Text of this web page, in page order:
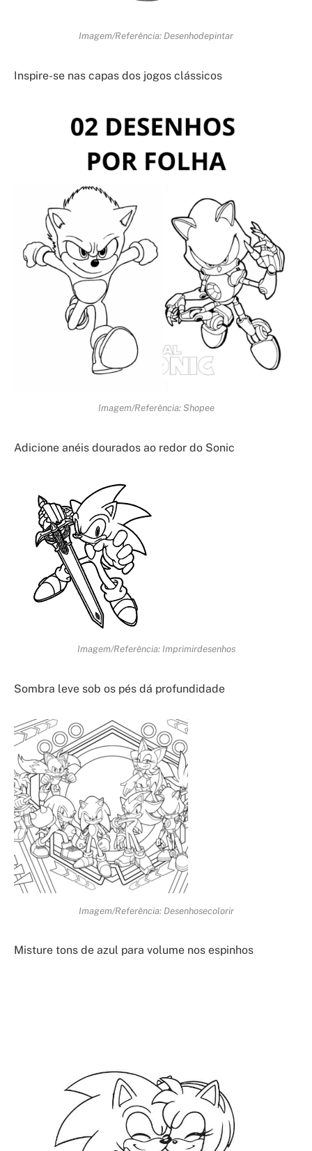
Imagem/Referência: Desenhodepintar
Inspire-se nas capas dos jogos clássicos
Imagem/Referência: Shopee
Adicione anéis dourados ao redor do Sonic
Imagem/Referência: Imprimirdesenhos
Sombra leve sob os pés dá profundidade
Imagem/Referência: Desenhosecolorir
Misture tons de azul para volume nos espinhos